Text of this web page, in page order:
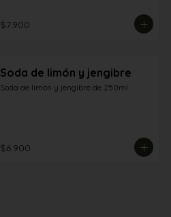
$7.900
Soda de limón y jengibre
Soda de limón y jengibre de 250ml
$6.900